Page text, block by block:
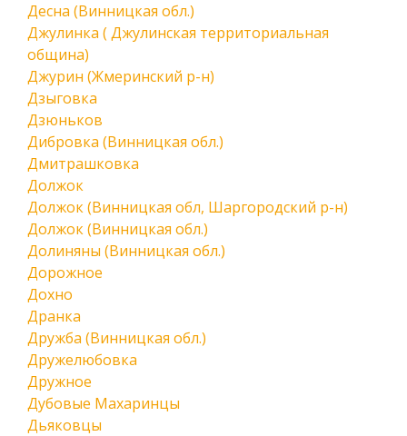
Десна (Винницкая обл.)
Джулинка ( Джулинская территориальная
община)
Джурин (Жмеринский р-н)
Дзыговка
Дзюньков
Дибровка (Винницкая обл.)
Дмитрашковка
Должок
Должок (Винницкая обл, Шаргородский р-н)
Должок (Винницкая обл.)
Долиняны (Винницкая обл.)
Дорожное
Дохно
Дранка
Дружба (Винницкая обл.)
Дружелюбовка
Дружное
Дубовые Махаринцы
Дьяковцы